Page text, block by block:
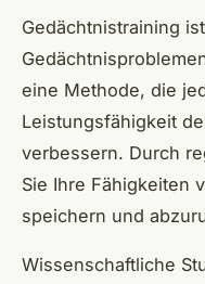
Gedächtnistraining
eine Methode, die
Leistungsfähigkeit
verbessern. Durch
Sie Ihre Fähigkeiten
speichern und
Wissenschaftliche